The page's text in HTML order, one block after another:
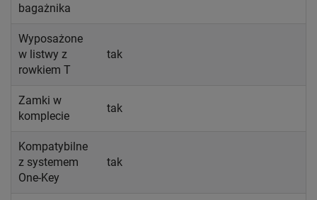
bagażnika
Wyposażone
w listwy z
rowkiem T
tak
Zamki w
komplecie
tak
Kompatybilne
z systemem
One-Key
tak